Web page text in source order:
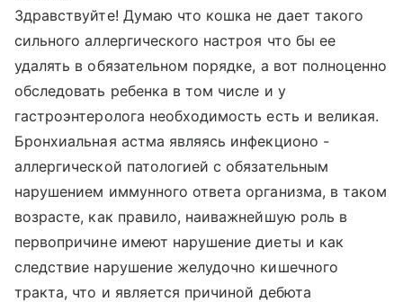
Здравствуйте! Думаю что кошка не дает такого
сильного аллергического настроя что бы ее
удалять в обязательном порядке, а вот полноценно
обследовать ребенка в том числе и у
гастроэнтеролога необходимость есть и великая.
Бронхиальная астма являясь инфекционо -
аллергической патологией с обязательным
нарушением иммунного ответа организма, в таком
возрасте, как правило, наиважнейшую роль в
первопричине имеют нарушение диеты и как
следствие нарушение желудочно кишечного
тракта, что и является причиной дебюта